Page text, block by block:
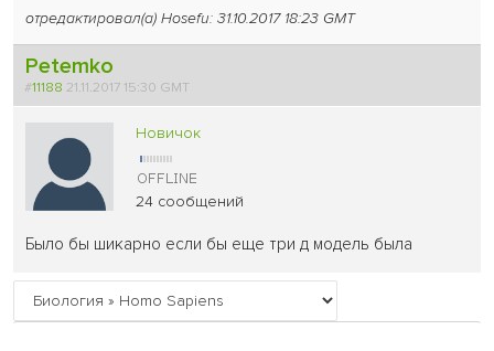
отредактировал(а) Hosefu: 31.10.2017 18:23 GMT
Petemko
#11188 21.11.2017 15:30 GMT
Новичок
24 сообщений
Было бы шикарно если бы еще три д модель была